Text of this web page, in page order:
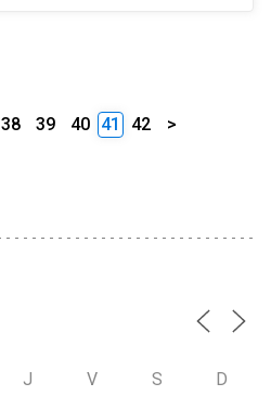
38 39 40 41 42 >
J V S D